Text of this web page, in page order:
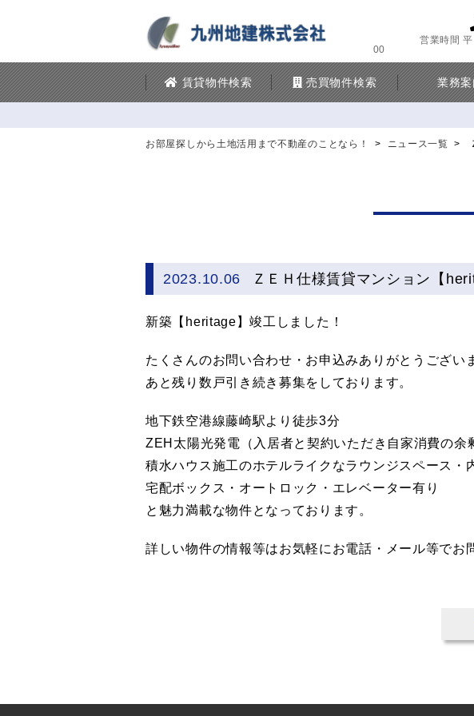
営業時間
00
（土
賃貸物件検索 売買物件検索 業務
お部屋探しから土地活用まで不動産のことなら！ > ニュース一覧 >
2023.10.06 ＺＥＨ仕様賃貸マンション【
新築【heritage】竣工しました！
たくさんのお問い合わせ・お申込みありがとうござい
あと残り数戸引き続き募集をしております。
地下鉄空港線藤崎駅より徒歩3分
ZEH太陽光発電（入居者と契約いただき自家消費の余
積水ハウス施工のホテルライクなラウンジスペース
宅配ボックス・オートロック・エレベーター有り
と魅力満載な物件となっております。
詳しい物件の情報等はお気軽にお電話・メール等でお